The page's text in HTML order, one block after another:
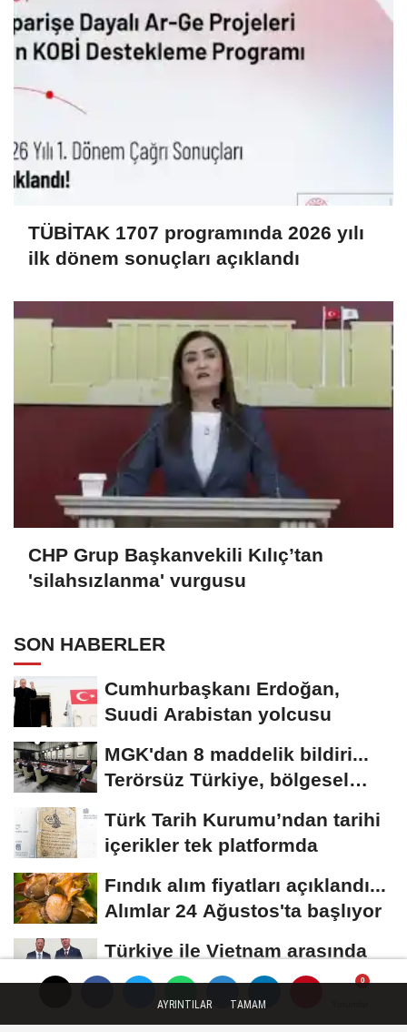
TÜBİTAK 1707 programında 2026 yılı
ilk dönem sonuçları açıklandı
CHP Grup Başkanvekili Kılıç’tan
'silahsızlanma' vurgusu
SON HABERLER
Cumhurbaşkanı Erdoğan,
Suudi Arabistan yolcusu
MGK'dan 8 maddelik bildiri...
Terörsüz Türkiye, bölgesel
Türk Tarih Kurumu’ndan tarihi
içerikler tek platformda
Fındık alım fiyatları açıklandı...
Alımlar 24 Ağustos'ta başlıyor
Türkiye ile Vietnam arasında
'hava'da yeni dönem... Sefer
kapasitesi...
AYRINTILAR TAMAM